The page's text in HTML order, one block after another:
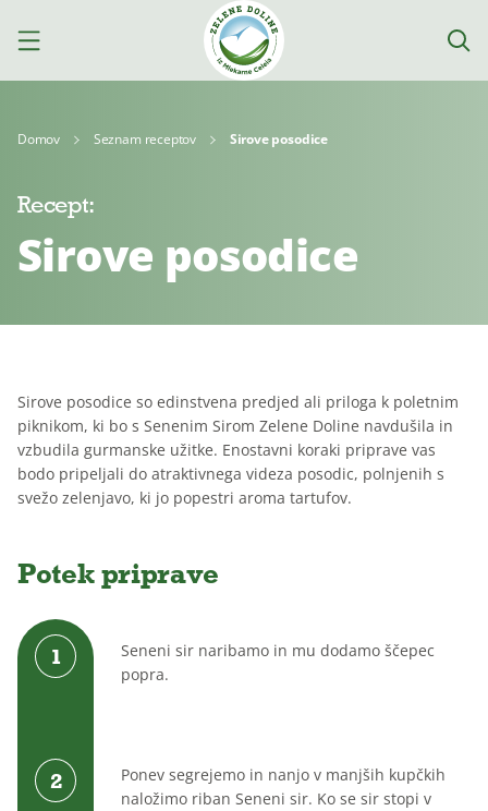
Izdelki
Mleko Jogurti Siri
Deserti
in
namazi
kuhanje
Brez
sladkorja
Domov Seznam receptov Sirove posodice
Recept:
Sirove posodice
Sirove posodice so edinstvena predjed ali priloga k poletnim
piknikom, ki bo s Senenim Sirom Zelene Doline navdušila in
vzbudila gurmanske užitke. Enostavni koraki priprave vas
bodo pripeljali do atraktivnega videza posodic, polnjenih s
svežo zelenjavo, ki jo popestri aroma tartufov.
Potek priprave
Seneni sir naribamo in mu dodamo ščepec
popra.
Ponev segrejemo in nanjo v manjših kupčkih
naložimo riban Seneni sir. Ko se sir stopi v